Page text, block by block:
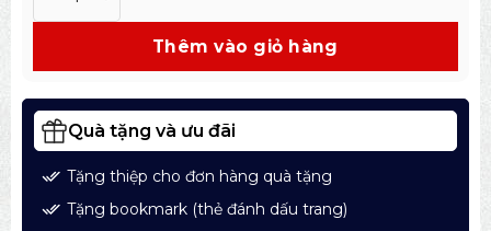
Thêm vào giỏ hàng
Quà tặng và ưu đãi
Tặng thiệp cho đơn hàng quà tặng
Tặng bookmark (thẻ đánh dấu trang)